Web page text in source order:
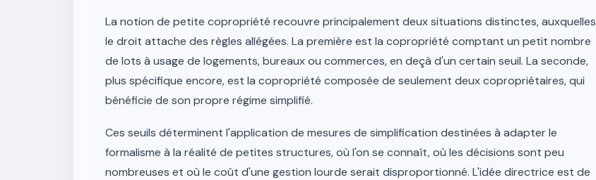
La notion de petite copropriété recouvre principalement deux situations distinctes, auxquelles
le droit attache des règles allégées. La première est la copropriété comptant un petit nombre
de lots à usage de logements, bureaux ou commerces, en deçà d'un certain seuil. La seconde,
plus spécifique encore, est la copropriété composée de seulement deux copropriétaires, qui
bénéficie de son propre régime simplifié.
Ces seuils déterminent l'application de mesures de simplification destinées à adapter le
formalisme à la réalité de petites structures, où l'on se connaît, où les décisions sont peu
nombreuses et où le coût d'une gestion lourde serait disproportionné. L'idée directrice est de